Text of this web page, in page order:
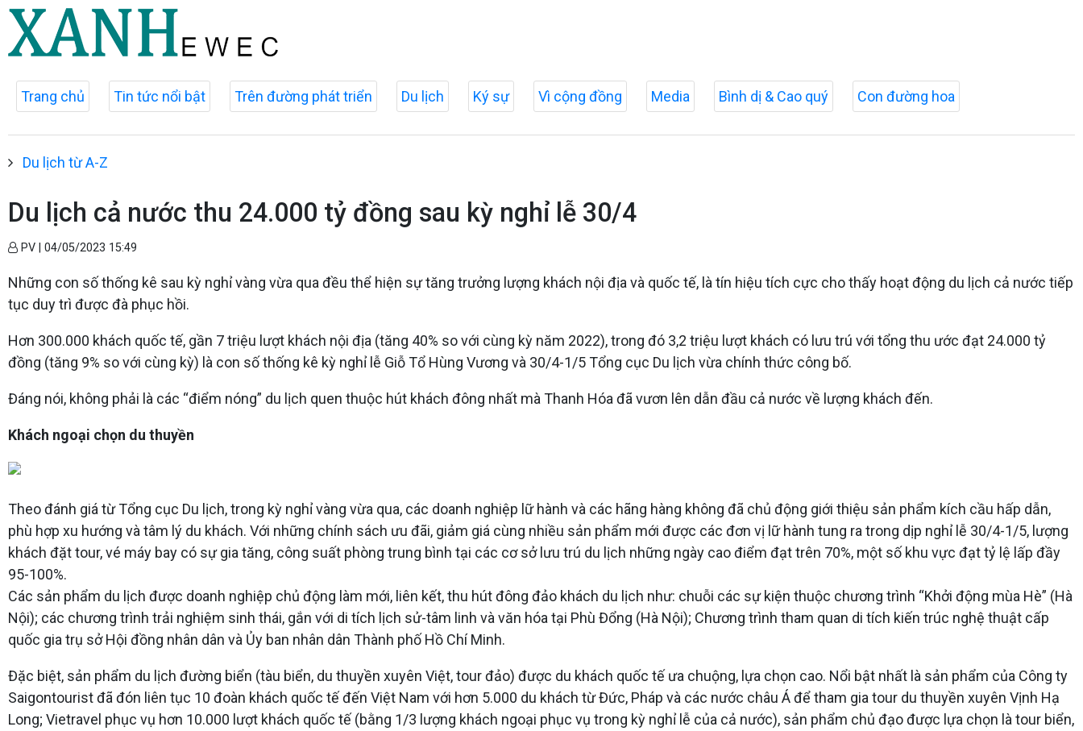
Trang chủ Tin tức nổi bật Trên đường phát triển Du lịch Ký sự Vì cộng đồng Media Bình dị & Cao quý Con đường hoa
Du lịch từ A-Z
Du lịch cả nước thu 24.000 tỷ đồng sau kỳ nghỉ lễ 30/4
PV | 04/05/2023 15:49
Những con số thống kê sau kỳ nghỉ vàng vừa qua đều thể hiện sự tăng trưởng lượng khách nội địa và quốc tế, là tín hiệu tích cực cho thấy hoạt động du lịch cả nước tiếp
tục duy trì được đà phục hồi.
Hơn 300.000 khách quốc tế, gần 7 triệu lượt khách nội địa (tăng 40% so với cùng kỳ năm 2022), trong đó 3,2 triệu lượt khách có lưu trú với tổng thu ước đạt 24.000 tỷ
đồng (tăng 9% so với cùng kỳ) là con số thống kê kỳ nghỉ lễ Giỗ Tổ Hùng Vương và 30/4-1/5 Tổng cục Du lịch vừa chính thức công bố.
Đáng nói, không phải là các “điểm nóng” du lịch quen thuộc hút khách đông nhất mà Thanh Hóa đã vươn lên dẫn đầu cả nước về lượng khách đến.
Khách ngoại chọn du thuyền
Theo đánh giá từ Tổng cục Du lịch, trong kỳ nghỉ vàng vừa qua, các doanh nghiệp lữ hành và các hãng hàng không đã chủ động giới thiệu sản phẩm kích cầu hấp dẫn,
phù hợp xu hướng và tâm lý du khách. Với những chính sách ưu đãi, giảm giá cùng nhiều sản phẩm mới được các đơn vị lữ hành tung ra trong dịp nghỉ lễ 30/4-1/5, lượng
khách đặt tour, vé máy bay có sự gia tăng, công suất phòng trung bình tại các cơ sở lưu trú du lịch những ngày cao điểm đạt trên 70%, một số khu vực đạt tỷ lệ lấp đầy
95-100%.
Các sản phẩm du lịch được doanh nghiệp chủ động làm mới, liên kết, thu hút đông đảo khách du lịch như: chuỗi các sự kiện thuộc chương trình “Khởi động mùa Hè” (Hà
Nội); các chương trình trải nghiệm sinh thái, gắn với di tích lịch sử-tâm linh và văn hóa tại Phù Đổng (Hà Nội); Chương trình tham quan di tích kiến trúc nghệ thuật cấp
quốc gia trụ sở Hội đồng nhân dân và Ủy ban nhân dân Thành phố Hồ Chí Minh.
Đặc biệt, sản phẩm du lịch đường biển (tàu biển, du thuyền xuyên Việt, tour đảo) được du khách quốc tế ưa chuộng, lựa chọn cao. Nổi bật nhất là sản phẩm của Công ty
Saigontourist đã đón liên tục 10 đoàn khách quốc tế đến Việt Nam với hơn 5.000 du khách từ Đức, Pháp và các nước châu Á để tham gia tour du thuyền xuyên Vịnh Hạ
Long; Vietravel phục vụ hơn 10.000 lượt khách quốc tế (bằng 1/3 lượng khách ngoại phục vụ trong kỳ nghỉ lễ của cả nước), sản phẩm chủ đạo được lựa chọn là tour biển,